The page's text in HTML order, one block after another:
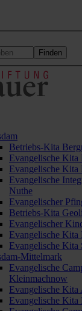
Betriebs-Kita
Evangelische Kita
Evangelische
Evangelische
Nuthe
Evangelischer
Betriebs-Kita
Evangelischer
Evangelische Kita
Evangelische Kita
Mittelmark
Evangelische
Kleinmachnow
Evangelische Kita
Evangelische Kita